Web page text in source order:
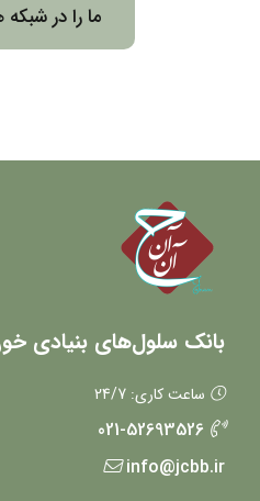
ما را در
بانک سلول‌های بنیادی
ساعت کاری: 24/7
021-52693526
info@jcbb.ir